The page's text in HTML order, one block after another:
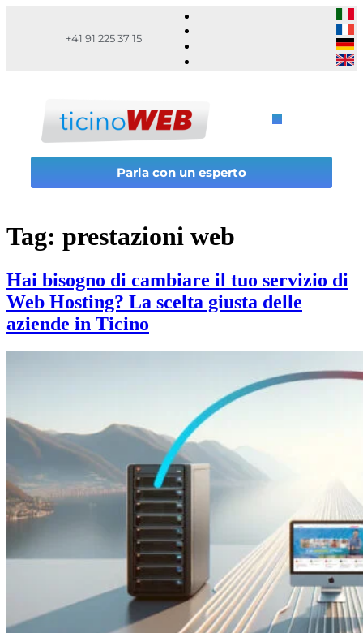
+41 91 225 37 15
Parla con un esperto
Tag: prestazioni web
Hai bisogno di cambiare il tuo servizio di
Web Hosting? La scelta giusta delle
aziende in Ticino